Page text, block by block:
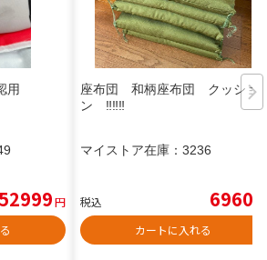
用
円
座布団 和柄座布団 クッショ
ン ‼️‼️‼️
マイストア在庫： 3236
税込 6960
カートに入れる